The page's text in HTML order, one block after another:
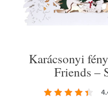
Karácsonyi
Friends –